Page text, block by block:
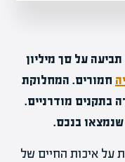
על סך מיליון
חמורים. המחלוקת
בתקנים מודרניים.
שנמצאו בנכס.
על איכות החיים של